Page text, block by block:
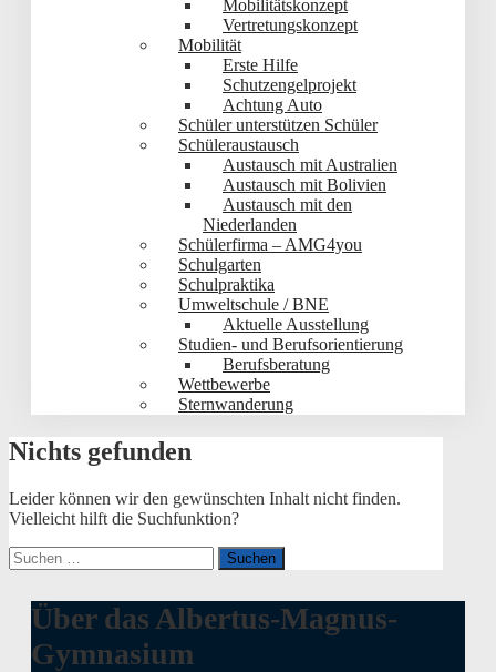
Mobilitätskonzept
Vertretungskonzept
Mobilität
Erste Hilfe
Schutzengelprojekt
Achtung Auto
Schüler unterstützen Schüler
Schüleraustausch
Austausch mit Australien
Austausch mit Bolivien
Austausch mit den
Niederlanden
Schülerfirma – AMG4you
Schulgarten
Schulpraktika
Umweltschule / BNE
Aktuelle Ausstellung
Studien- und Berufsorientierung
Berufsberatung
Wettbewerbe
Sternwanderung
Nichts gefunden
Leider können wir den gewünschten Inhalt nicht finden.
Vielleicht hilft die Suchfunktion?
Suchen
nach:
Über das Albertus-Magnus-
Gymnasium